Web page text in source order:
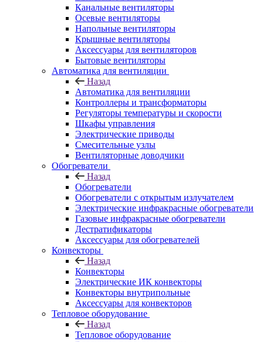
Канальные вентиляторы
Осевые вентиляторы
Напольные вентиляторы
Крышные вентиляторы
Аксессуары для вентиляторов
Бытовые вентиляторы
Автоматика для вентиляции
Назад
Автоматика для вентиляции
Контроллеры и трансформаторы
Регуляторы температуры и скорости
Шкафы управления
Электрические приводы
Смесительные узлы
Вентиляторные доводчики
Обогреватели
Назад
Обогреватели
Обогреватели с открытым излучателем
Электрические инфракрасные обогреватели
Газовые инфракрасные обогреватели
Дестратификаторы
Аксессуары для обогревателей
Конвекторы
Назад
Конвекторы
Электрические ИК конвекторы
Конвекторы внутрипольные
Аксессуары для конвекторов
Тепловое оборудование
Назад
Тепловое оборудование